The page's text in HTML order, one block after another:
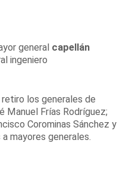
general capellán
ingeniero
los generales de
Manuel Frías Rodríguez;
Corominas Sánchez y
mayores generales.